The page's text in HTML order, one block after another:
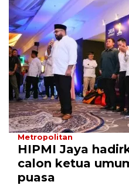
Metropolitan
HIPMI Jaya
calon ketua
puasa